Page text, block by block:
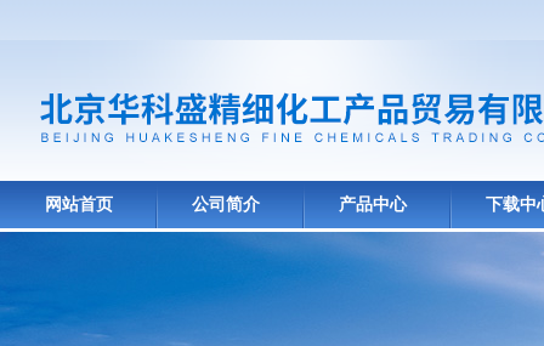
网站首页 公司简介 产品中心 下载中